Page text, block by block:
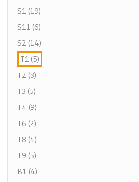
S1 (19)
S11 (6)
S2 (14)
T1 (5)
T2 (8)
T3 (5)
T4 (9)
T6 (2)
T8 (4)
T9 (5)
B1 (4)